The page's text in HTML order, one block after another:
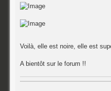
Voilà, elle est noire, elle est
A bientôt sur le forum !!